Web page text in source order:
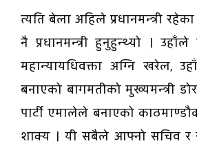
त्यति बेला अहिले प्रधानमन्त्री
नै प्रधानमन्त्री हुनुहुन्थ्यो ।
महान्यायधिवक्ता अग्नि खरेल,
बनाएको बागमतीको मुख्यमन्त्री
पार्टी एमालेले बनाएको
शाक्य । यी सबैले आफ्नो सचिव र